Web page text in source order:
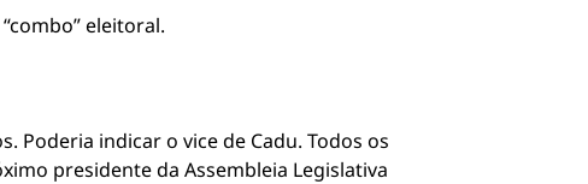
eleitoral.
Poderia indicar o vice de Cadu. Todos os
presidente da Assembleia Legislativa